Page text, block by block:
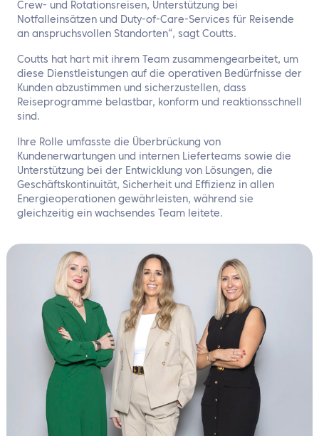
Crew- und Rotationsreisen, Unterstützung bei
Notfalleinsätzen und Duty-of-Care-Services für Reisende
an anspruchsvollen Standorten“, sagt Coutts.
Coutts hat hart mit ihrem Team zusammengearbeitet, um
diese Dienstleistungen auf die operativen Bedürfnisse der
Kunden abzustimmen und sicherzustellen, dass
Reiseprogramme belastbar, konform und reaktionsschnell
sind.
Ihre Rolle umfasste die Überbrückung von
Kundenerwartungen und internen Lieferteams sowie die
Unterstützung bei der Entwicklung von Lösungen, die
Geschäftskontinuität, Sicherheit und Effizienz in allen
Energieoperationen gewährleisten, während sie
gleichzeitig ein wachsendes Team leitete.